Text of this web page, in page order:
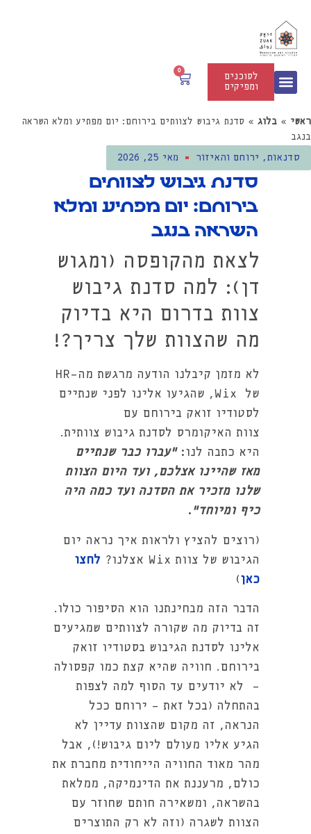
לסוכנים
ומפיקים
0
ראשי » בלוג » סדנת גיבוש לצוותים בירוחם: יום מפתיע ומלא השראה
בנגב
סדנאות , ירוחם והאיזור מאי 25, 2026
סדנת גיבוש לצוותים
בירוחם: יום מפתיע ומלא
השראה בנגב
לצאת מהקופסה (ומגוש
דן): למה סדנת גיבוש
צוות בדרום היא בדיוק
מה שהצוות שלך צריך?!
לא מזמן קיבלנו הודעה מרגשת מה-HR
של Wix, שהגיעו אלינו לפני שנתיים
לסטודיו זואק בירוחם עם
צוות האיקומרס לסדנת גיבוש צוותית.
היא כתבה לנו:"עברו כבר שנתיים
מאז שהיינו אצלכם, ועד היום הצוות
שלנו מזכיר את הסדנה ועד כמה היה
כיף ומיוחד" .
(רוצים להציץ ולראות איך נראה יום
הגיבוש של צוות Wix אצלנו?
לחצו
כאן)
הדבר הזה מבחינתנו הוא הסיפור כולו.
זה בדיוק מה שקורה לצוותים שמגיעים
אלינו לסדנת הגיבוש בסטודיו זואק
בירוחם. חוויה שהיא קצת כמו קפסולה
- לא יודעים עד הסוף למה לצפות
בהתחלה (בכל זאת - ירוחם ככל
הנראה, זה מקום שהצוות עדיין לא
הגיע אליו מעולם ליום גיבוש!), אבל
מהר מאוד החוויה הייחודית מחברת את
כולם, מרעננת את הדינמיקה, ממלאת
בהשראה, ומשאירה חותם שחוזר עם
הצוות לשגרה (וזה לא רק התוצרים